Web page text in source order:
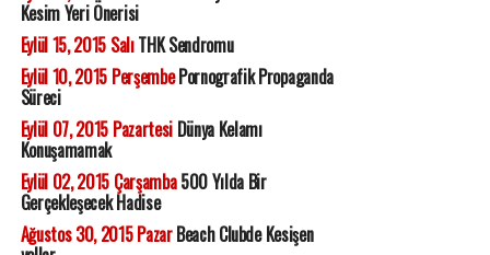
Kesim Yeri Önerisi
Eylül 15, 2015 SalıTHK Sendromu
Eylül 10, 2015 PerşembePornografik Propaganda
Süreci
Eylül 07, 2015 PazartesiDünya Kelamı
Konuşamamak
Eylül 02, 2015 Çarşamba500 Yılda Bir
Gerçekleşecek Hadise
Ağustos 30, 2015 PazarBeach Clubde Kesişen